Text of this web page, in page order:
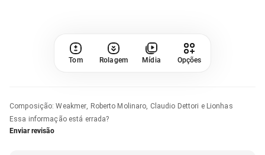
Tom Rolagem Mídia Opções
Composição:Weakmer, Roberto Molinaro, Claudio Dettori e Lionhas
Essa informação está errada?
Enviar revisão